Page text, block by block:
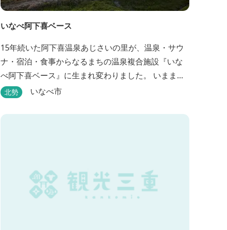
いなべ阿下喜ベース
15年続いた阿下喜温泉あじさいの里が、温泉・サウ
ナ・宿泊・食事からなるまちの温泉複合施設『いな
べ阿下喜ベース』に生まれ変わりました。 いままで
阿下喜温泉に通っていた地元の方も、市外からいな
す。今まで人気だった温泉はそのままに、サウナエ
北勢 いなべ市